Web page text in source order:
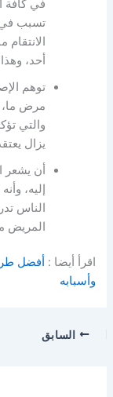
في كافة
تسبب في
أحد،
توهم
مرض ما،
والتي
يزال
أن يشعر
إليه،
الناس
المريض
اقرأ أيضا : أفضل
وأسبابه
السابق